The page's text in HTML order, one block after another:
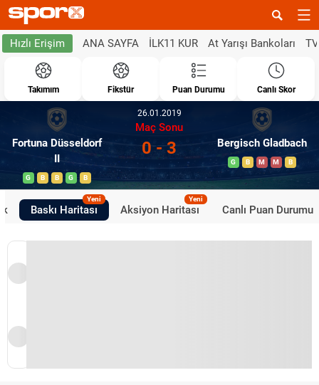
Hızlı Erişim ANA SAYFA İLK11 KUR At Yarışı Bankoları
Takımım Fikstür Puan Durumu Canlı Skor
Fortuna Düsseldorf
II
G B B G B
26.01.2019
Maç Sonu
0 - 3 Bergisch Gladbach
G B M M B
Baskı Haritası
Yeni
Aksiyon Haritası
Yeni
Canlı Puan Durumu